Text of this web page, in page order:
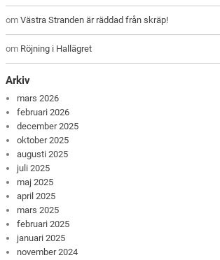
omVästra Stranden är räddad från skräp!
om Röjning i Hallägret
Arkiv
mars 2026
februari 2026
december 2025
oktober 2025
augusti 2025
juli 2025
maj 2025
april 2025
mars 2025
februari 2025
januari 2025
november 2024